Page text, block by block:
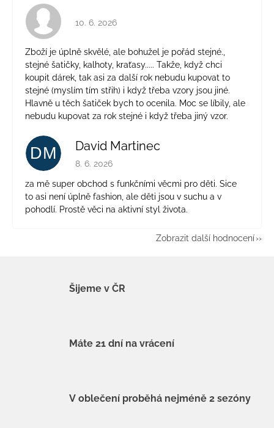
Hodnocení obchodu je 4 z 5 hvězdiček.
10. 6. 2026
Zboží je úplně skvělé, ale bohužel je pořád stejné.,
stejné šatičky, kalhoty, kraťasy..... Takže, když chci
koupit dárek, tak asi za další rok nebudu kupovat to
stejné (myslím tím střih) i když třeba vzory jsou jiné.
Hlavně u těch šatiček bych to ocenila. Moc se líbily, ale
nebudu kupovat za rok stejné i když třeba jiný vzor.
DM David Martinec
Hodnocení obchodu je 5 z 5 hvězdiček.
8. 6. 2026
za mě super obchod s funkčními věcmi pro děti. Sice
to asi není úplně fashion, ale děti jsou v suchu a v
pohodlí. Prostě věci na aktivní styl života.
Zobrazit další hodnocení
Šijeme v ČR
Máte 21 dní na vrácení
V oblečení proběhá nejméně 2 sezóny